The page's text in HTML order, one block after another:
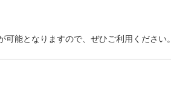
能となりますので、ぜひご利用ください。